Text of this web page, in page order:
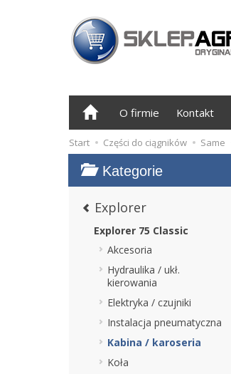
O firmie Kontakt
Start Części do ciągników Same
Kategorie
Explorer
Explorer 75 Classic
Akcesoria
Hydraulika / ukł.
kierowania
Elektryka / czujniki
Instalacja pneumatyczna
Kabina / karoseria
Koła